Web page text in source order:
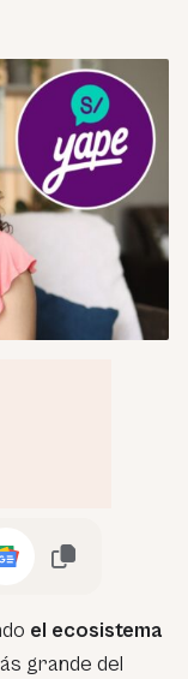
el ecosistema
grande del